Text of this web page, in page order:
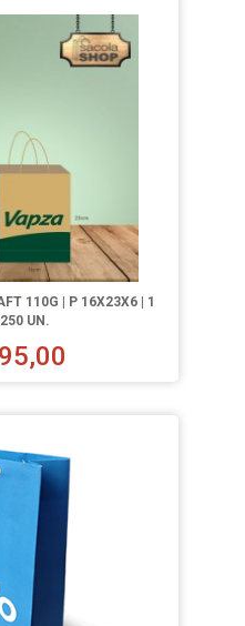
110G | P 16X23X6 | 1
UN.